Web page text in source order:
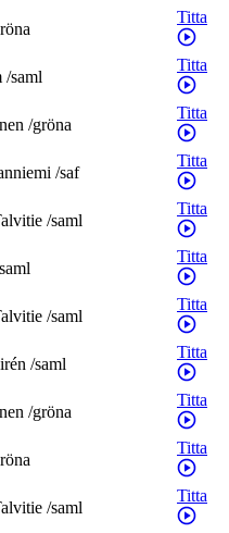
Titta
/saml
Titta
/gröna
Titta
/saf
Titta
/saml
Titta
saml
Titta
/saml
Titta
/saml
Titta
/gröna
Titta
Titta
/saml
Titta